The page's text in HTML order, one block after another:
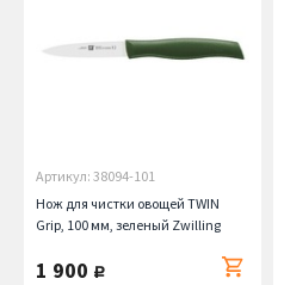
Артикул: 38094-101
Нож для чистки овощей TWIN
Grip, 100 мм, зеленый Zwilling
1 900 руб.